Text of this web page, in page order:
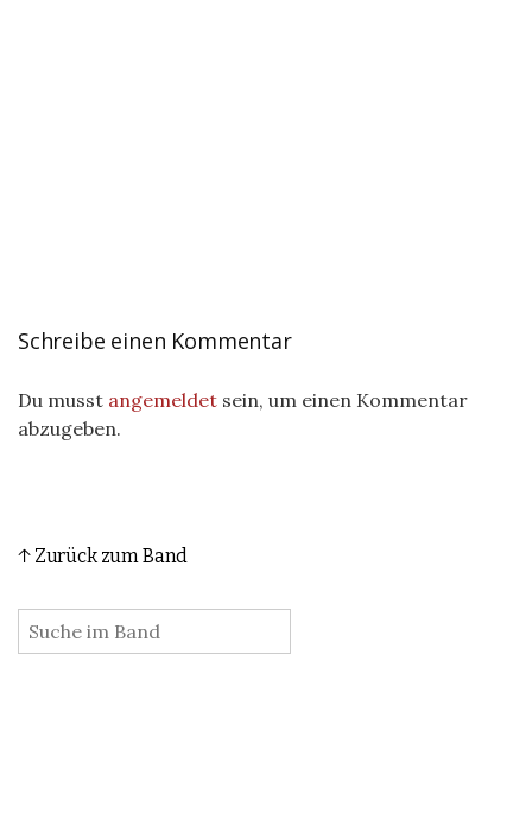
Schreibe einen Kommentar
Du musst angemeldet sein, um einen Kommentar
abzugeben.
↑ Zurück zum Band
: